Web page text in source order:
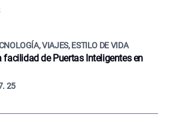
VIAJES, ESTILO DE VIDA
facilidad de Puertas Inteligentes en
25